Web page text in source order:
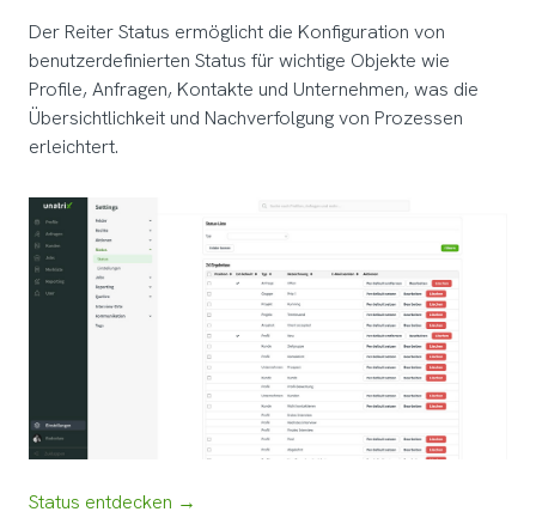
Der Reiter Status ermöglicht die Konfiguration von
benutzerdefinierten Status für wichtige Objekte wie
Profile, Anfragen, Kontakte und Unternehmen, was die
Übersichtlichkeit und Nachverfolgung von Prozessen
erleichtert.
Status entdecken →